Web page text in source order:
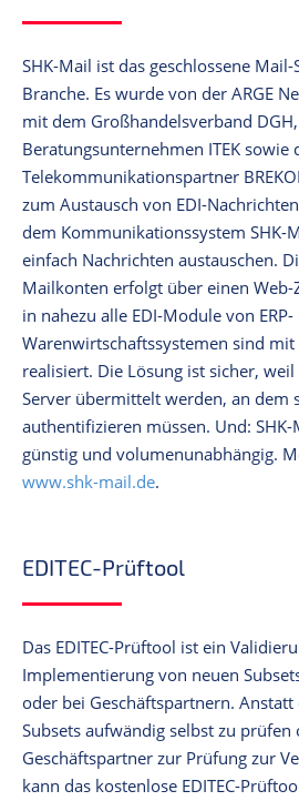
SHK-Mail ist das geschlossene Mail-
Branche. Es wurde von der ARGE
mit dem Großhandelsverband
Beratungsunternehmen ITEK sowie
Telekommunikationspartner
zum Austausch von EDI-
dem Kommunikationssystem SHK-
einfach Nachrichten austauschen.
Mailkonten erfolgt über einen Web-
in nahezu alle EDI-Module von ERP-
Warenwirtschaftssystemen sind
realisiert. Die Lösung ist sicher,
Server übermittelt werden, an dem
authentifizieren müssen. Und:
günstig und volumenunabhängig.
www.shk-mail.de.
EDITEC-Prüftool
Das EDITEC-Prüftool ist ein
Implementierung von neuen
oder bei Geschäftspartnern. Anstatt
Subsets aufwändig selbst zu prüfen
Geschäftspartner zur Prüfung zur
kann das kostenlose EDITEC-